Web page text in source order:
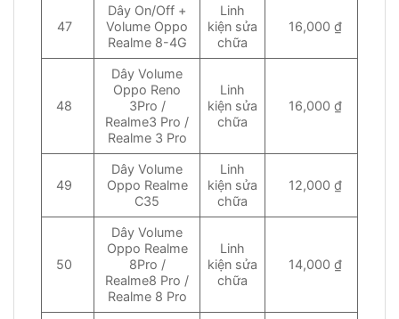
47
Dây On/Off +
Volume Oppo
Realme 8-4G
Linh
kiện sửa
chữa
16,000 ₫
48
Dây Volume
Oppo Reno
3Pro /
Realme3 Pro /
Realme 3 Pro
Linh
kiện sửa
chữa
16,000 ₫
49
Dây Volume
Oppo Realme
C35
Linh
kiện sửa
chữa
12,000 ₫
50
Dây Volume
Oppo Realme
8Pro /
Realme8 Pro /
Realme 8 Pro
Linh
kiện sửa
chữa
14,000 ₫